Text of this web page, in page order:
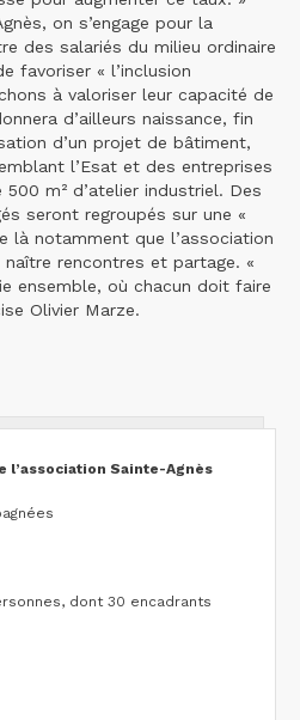
on s’engage pour la
des salariés du milieu ordinaire
favoriser « l’inclusion
à valoriser leur capacité de
d’ailleurs naissance, fin
d’un projet de bâtiment,
l’Esat et des entreprises
m² d’atelier industriel. Des
seront regroupés sur une «
là notamment que l’association
rencontres et partage. «
ensemble, où chacun doit faire
Olivier Marze.
l’association Sainte-Agnès
dont 30 encadrants